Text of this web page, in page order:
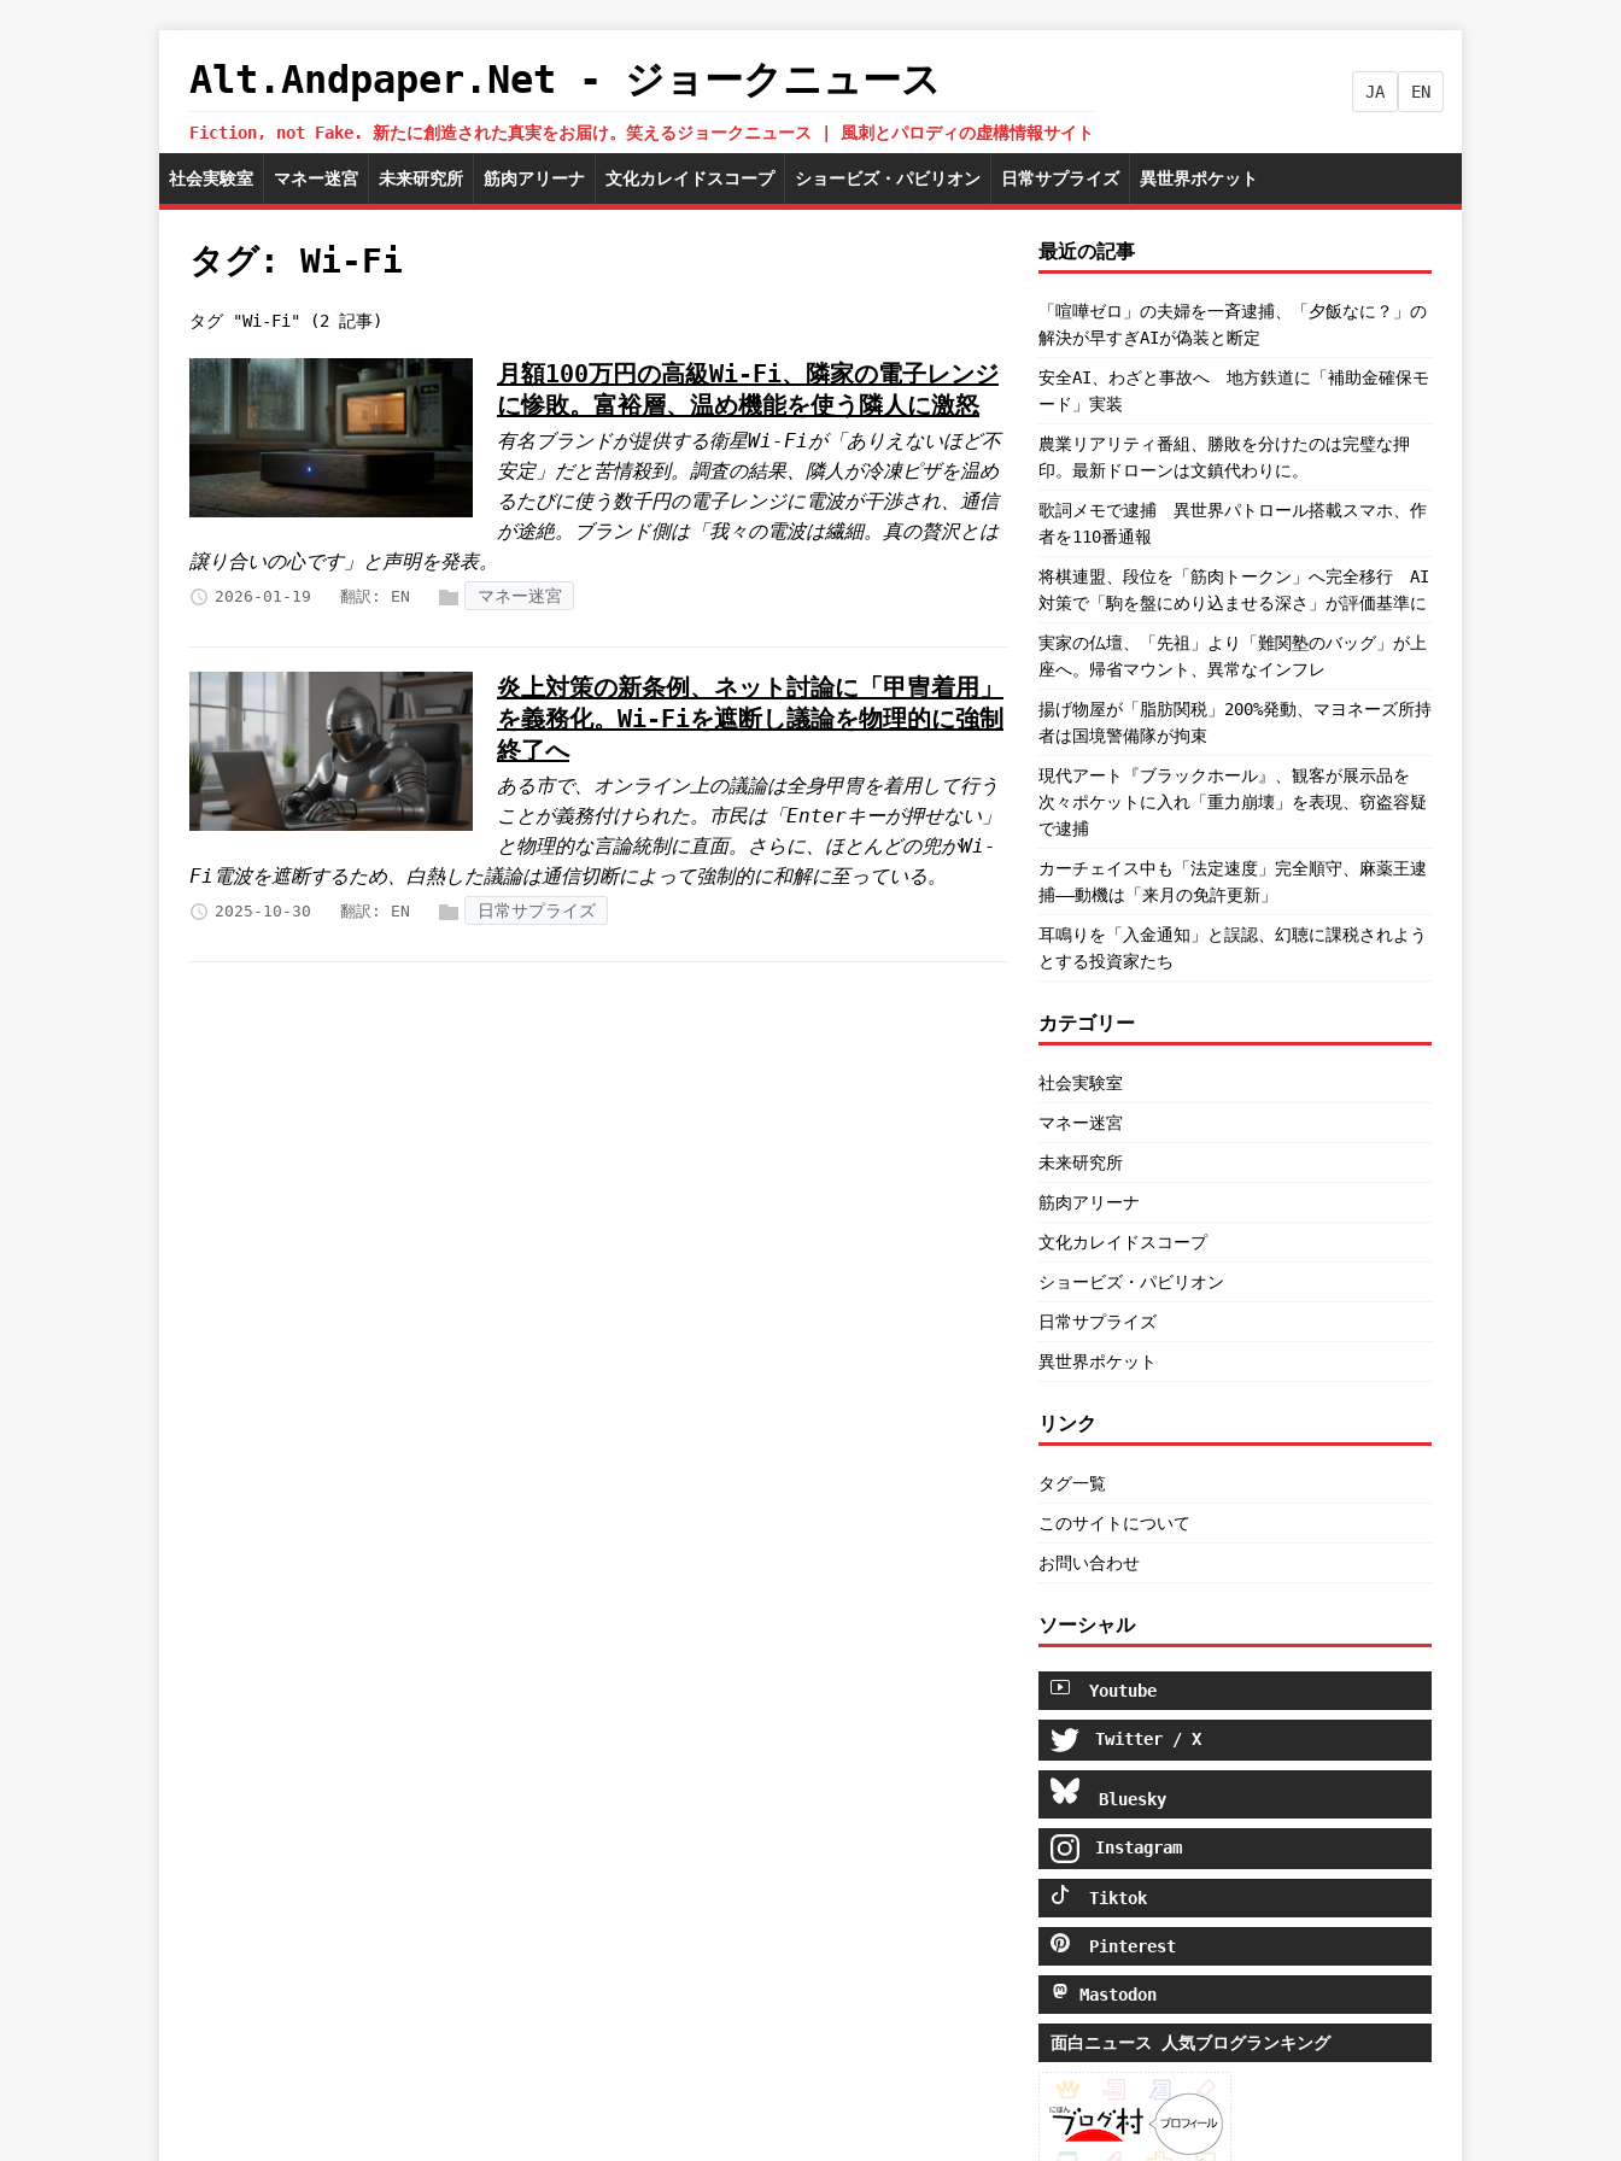
Alt.Andpaper.Net - ジョークニュース
Fiction, not Fake. 新たに創造された真実をお届け。笑えるジョークニュース | 風刺とパロディの虚構情報サイト
JA EN
社会実験室 マネー迷宮 未来研究所 筋肉アリーナ 文化カレイドスコープ ショービズ・パビリオン 日常サプライズ 異世界ポケット
タグ: Wi-Fi
タグ "Wi-Fi" (2 記事)
月額100万円の高級Wi-Fi、隣家の電子レンジ
に惨敗。富裕層、温め機能を使う隣人に激怒
有名ブランドが提供する衛星Wi-Fiが「ありえないほど不
安定」だと苦情殺到。調査の結果、隣人が冷凍ピザを温め
るたびに使う数千円の電子レンジに電波が干渉され、通信
が途絶。ブランド側は「我々の電波は繊細。真の贅沢とは
譲り合いの心です」と声明を発表。
2026-01-19 翻訳: EN マネー迷宮
炎上対策の新条例、ネット討論に「甲冑着用」
を義務化。Wi-Fiを遮断し議論を物理的に強制
終了へ
ある市で、オンライン上の議論は全身甲冑を着用して行う
ことが義務付けられた。市民は「Enterキーが押せない」
と物理的な言論統制に直面。さらに、ほとんどの兜がWi-
Fi電波を遮断するため、白熱した議論は通信切断によって強制的に和解に至っている。
2025-10-30 翻訳: EN 日常サプライズ
最近の記事
「喧嘩ゼロ」の夫婦を一斉逮捕、「夕飯なに？」の
解決が早すぎAIが偽装と断定
安全AI、わざと事故へ 地方鉄道に「補助金確保モ
ード」実装
農業リアリティ番組、勝敗を分けたのは完璧な押
印。最新ドローンは文鎮代わりに。
歌詞メモで逮捕 異世界パトロール搭載スマホ、作
者を110番通報
将棋連盟、段位を「筋肉トークン」へ完全移行 AI
対策で「駒を盤にめり込ませる深さ」が評価基準に
実家の仏壇、「先祖」より「難関塾のバッグ」が上
座へ。帰省マウント、異常なインフレ
揚げ物屋が「脂肪関税」200%発動、マヨネーズ所持
者は国境警備隊が拘束
現代アート『ブラックホール』、観客が展示品を
次々ポケットに入れ「重力崩壊」を表現、窃盗容疑
で逮捕
カーチェイス中も「法定速度」完全順守、麻薬王逮
捕――動機は「来月の免許更新」
耳鳴りを「入金通知」と誤認、幻聴に課税されよう
とする投資家たち
カテゴリー
社会実験室
マネー迷宮
未来研究所
筋肉アリーナ
文化カレイドスコープ
ショービズ・パビリオン
日常サプライズ
異世界ポケット
リンク
タグ一覧
このサイトについて
お問い合わせ
ソーシャル
Youtube
Twitter / X
Bluesky
Instagram
Tiktok
Pinterest
Mastodon
面白ニュース 人気ブログランキング